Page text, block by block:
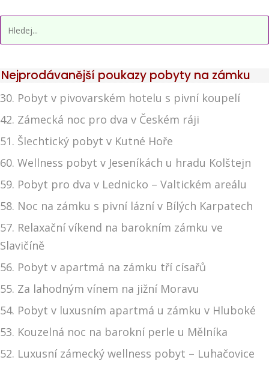
Nejprodávanější poukazy pobyty na zámku
30. Pobyt v pivovarském hotelu s pivní koupelí
42. Zámecká noc pro dva v Českém ráji
51. Šlechtický pobyt v Kutné Hoře
60. Wellness pobyt v Jeseníkách u hradu Kolštejn
59. Pobyt pro dva v Lednicko – Valtickém areálu
58. Noc na zámku s pivní lázní v Bílých Karpatech
57. Relaxační víkend na barokním zámku ve
Slavičíně
56. Pobyt v apartmá na zámku tří císařů
55. Za lahodným vínem na jižní Moravu
54. Pobyt v luxusním apartmá u zámku v Hluboké
53. Kouzelná noc na barokní perle u Mělníka
52. Luxusní zámecký wellness pobyt – Luhačovice